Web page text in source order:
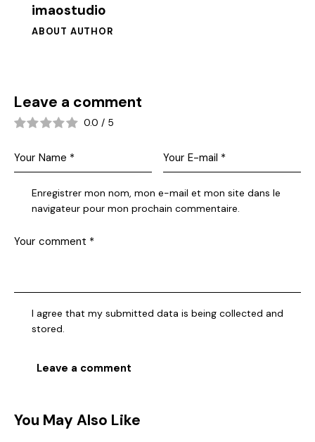
imaostudio
ABOUT AUTHOR
Leave a comment
0.0 / 5
Enregistrer mon nom, mon e-mail et mon site dans le
navigateur pour mon prochain commentaire.
I agree that my submitted data is being collected and
stored.
You May Also Like